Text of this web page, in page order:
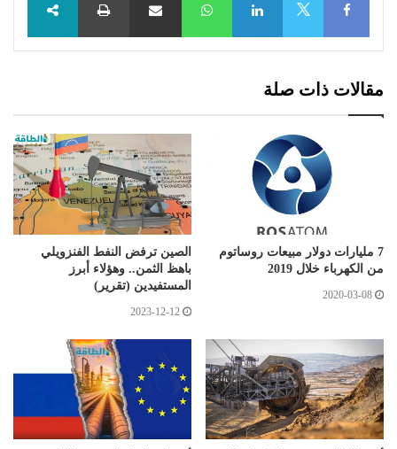
مقالات ذات صلة
7 مليارات دولار مبيعات روساتوم
من الكهرباء خلال 2019
2020-03-08
الصين ترفض النفط الفنزويلي
باهظ الثمن.. وهؤلاء أبرز
المستفيدين (تقرير)
2023-12-12